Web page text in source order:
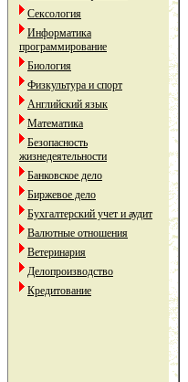
Сексология
Информатика
программирование
Биология
Физкультура и спорт
Английский язык
Математика
Безопасность
жизнедеятельности
Банковское дело
Биржевое дело
Бухгалтерский учет и аудит
Валютные отношения
Ветеринария
Делопроизводство
Кредитование